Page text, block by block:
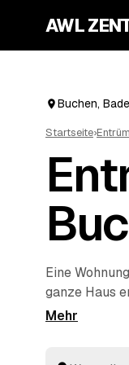
AWL
Buchen,
Startseite›
Eine
ganze Haus
die Suche